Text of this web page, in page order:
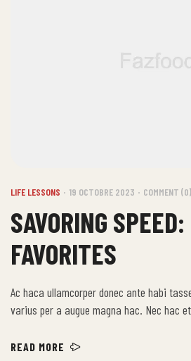
LIFE LESSONS 19 OCTOBRE 2023 COMMENT (0)
SAVORING
FAVORITES
Ac haca ullamcorper donec ante habi
varius per a augue magna hac. Nec hac
himenaeos nunc torquent euismod
READ MORE